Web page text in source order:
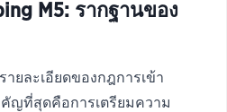
M5: รากฐานของ
ายละเอียดของกฎการเข้า
ญที่สุดคือการเตรียมความ